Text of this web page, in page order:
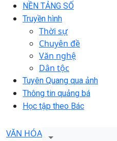
NỀN TẢNG SỐ
Truyền hình
Thời sự
Chuyên đề
Văn nghệ
Dân tộc
Tuyên Quang qua ảnh
Thông tin quảng bá
Học tập theo Bác
VĂN HÓA